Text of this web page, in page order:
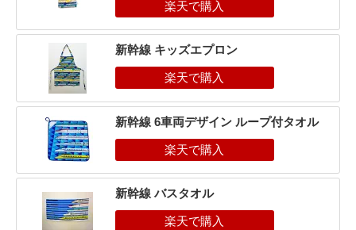
新幹線 キッズエプロン
新幹線 6車両デザイン ループ付タオル
新幹線 バスタオル